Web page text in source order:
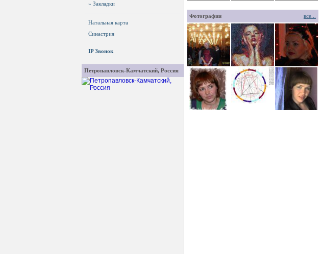
» Закладки
Натальная карта
Синастрия
IP Звонок
Петропавловск-Камчатский, Россия
все...
Фотографии